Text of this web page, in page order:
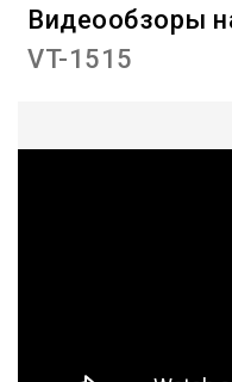
Видеообзоры
VT-1515